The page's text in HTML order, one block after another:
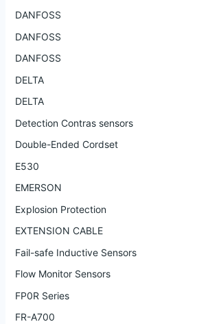
DANFOSS
DANFOSS
DANFOSS
DELTA
DELTA
Detection Contras sensors
Double-Ended Cordset
E530
EMERSON
Explosion Protection
EXTENSION CABLE
Fail-safe Inductive Sensors
Flow Monitor Sensors
FP0R Series
FR-A700